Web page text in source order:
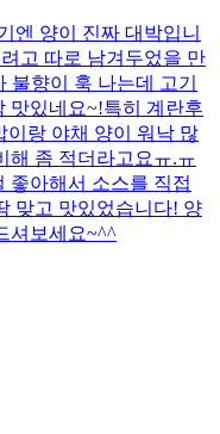
엔 양이 진짜 대박입니
고 따로 남겨두었을 만
향이 훅 나는데 고기
맛있네요~!특히 계란후
이랑 야채 양이 워낙 많
해 좀 적더라고요ㅠ.ㅠ
좋아해서 소스를 직접
맞고 맛있었습니다! 양
셔보세요~^^